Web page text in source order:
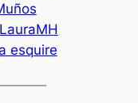
LauraMH
esquire